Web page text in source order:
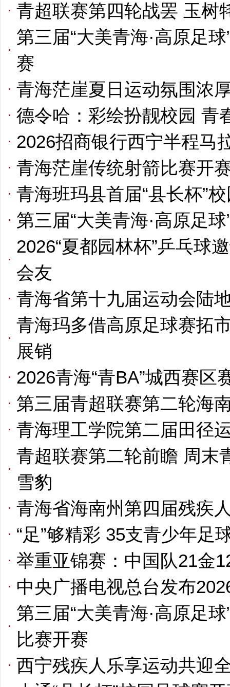
青超联赛第四轮战罢 玉树
第三届“大美青海·高原足
赛
青海茫崖夏日运动氛围浓
德令哈：彩绘扮靓校园 青
2026招商银行西宁半程马
青海茫崖传统射箭比赛开
青海班玛县首届“县长杯”
第三届“大美青海·高原足
2026“夏都园林杯”乒乓球
会友
青海省第十九届运动会陆
青海玛多借高原足球赛拓
展销
2026青海“青BA”城西赛区
第三届青超联赛第二轮海
青海理工学院第二届田径
青超联赛第二轮前瞻 周末
雪豹
青海省海南州第四届残疾
“足”够精彩 35支青少年足
举重亚锦赛：中国队21金
中央广播电视总台发布
第三届“大美青海·高原足
比赛开赛
西宁残疾人乐享运动共迎